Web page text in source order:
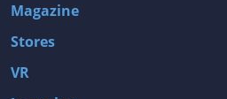
Magazine
Stores
VR